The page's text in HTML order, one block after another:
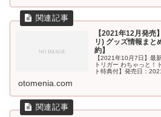
【2021年12月発売
リ) グッズ情報まと
約】
【2021年10月7日】最
トリガー わちゃっと！
ト特典付】発売日：
otomenia.com